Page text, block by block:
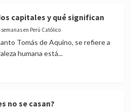
capitales y qué significan
semanas en Perú Católico
Tomás de Aquino, se refiere a
humana está...
no se casan?